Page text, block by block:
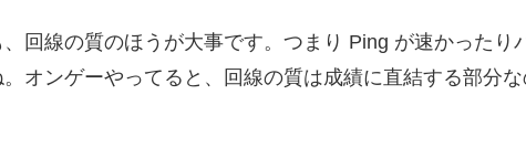
回線の質のほうが大事です。つまり Ping が速かったり
オンゲーやってると、回線の質は成績に直結する部分